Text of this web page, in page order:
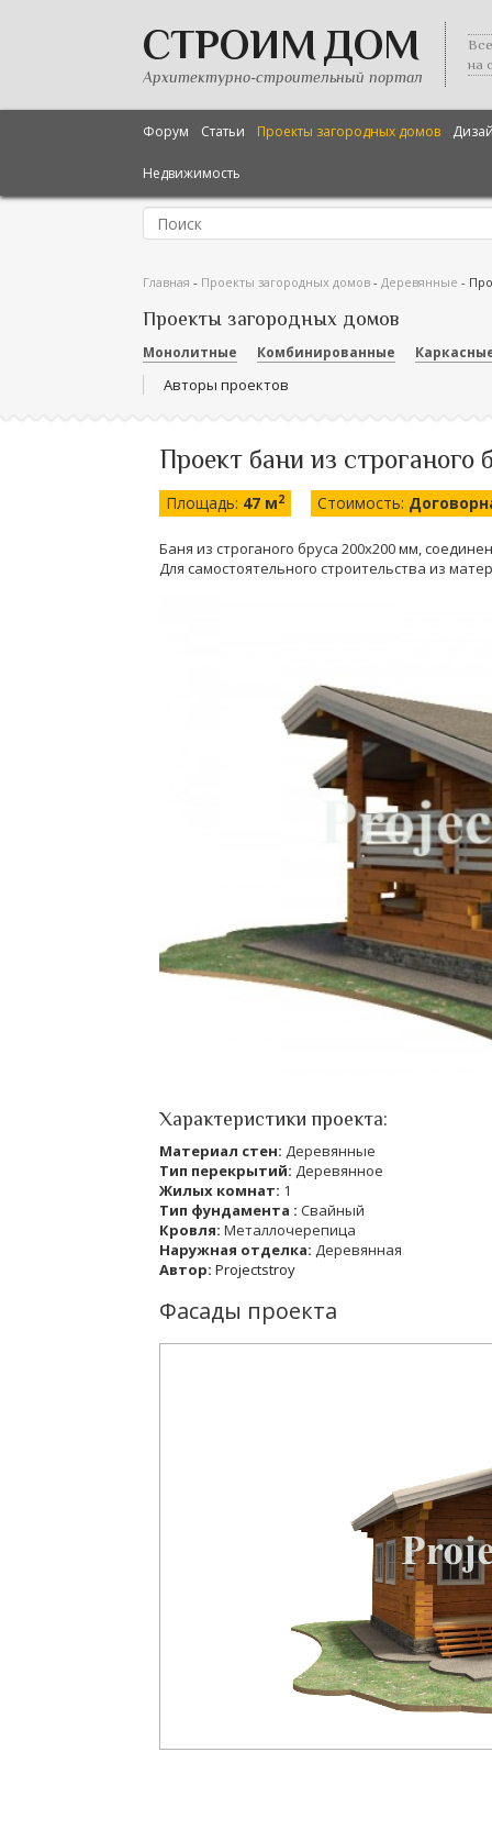
СТРОИМ ДОМ
Архитектурно-строительный портал
на
Форум Статьи Проекты загородных домов
Недвижимость
Главная - Проекты загородных домов - Деревянные -
Проекты загородных домов
Монолитные Комбинированные
Авторы проектов
Проект бани из
Площадь: 47 м2 Стоимость:
Баня из строганого бруса 200х200 мм,
Для самостоятельного строительства из
Характеристики проекта:
Материал стен: Деревянные
Тип перекрытий: Деревянное
Жилых комнат: 1
Тип фундамента : Свайный
Кровля: Металлочерепица
Наружная отделка: Деревянная
Автор: Projectstroy
Фасады проекта